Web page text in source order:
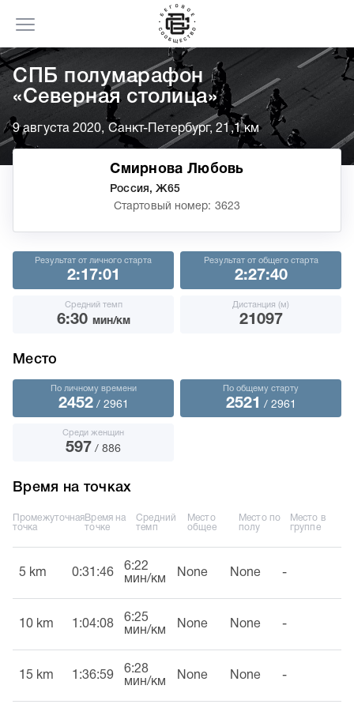
СПБ полумарафон
«Северная столица»
9 августа 2020, Санкт-Петербург, 21,1 км
Смирнова Любовь
Россия, Ж65
Стартовый номер: 3623
Результат от личного старта
2:17:01
Результат от общего старта
2:27:40
Средний темп
6:30 мин/км
Дистанция (м)
21097
Место
По личному времени
2452/ 2961
По общему старту
2521 / 2961
Среди женщин
597 / 886
Время на точках
Промежуточная
точка
Время на
точке
Средний
темп
Место
общее
Место по
полу
Место в
группе
5 km 0:31:46
6:22
мин/км
None None -
10 km 1:04:08
6:25
мин/км
None None -
15 km 1:36:59
6:28
мин/км
None None -